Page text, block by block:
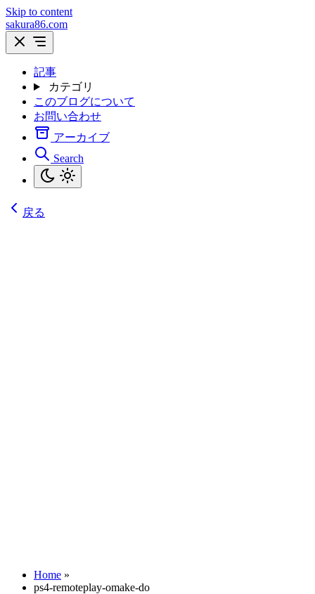
Skip to content
sakura86.com
記事
カテゴリ
このブログについて
お問い合わせ
アーカイブ
Search
戻る
Home »
ps4-remoteplay-omake-do